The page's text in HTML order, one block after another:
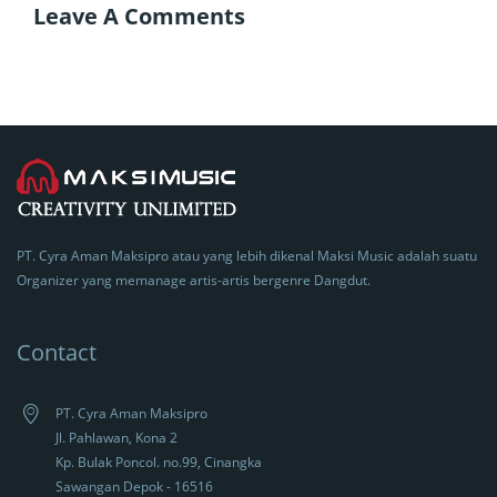
Leave A Comments
PT. Cyra Aman Maksipro atau yang lebih dikenal Maksi Music adalah suatu
Organizer yang memanage artis-artis bergenre Dangdut.
Contact
PT. Cyra Aman Maksipro
Jl. Pahlawan, Kona 2
Kp. Bulak Poncol. no.99, Cinangka
Sawangan Depok - 16516